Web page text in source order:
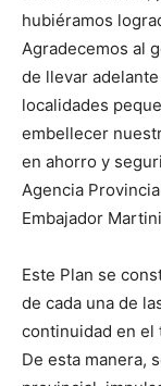
hubiéramos
Agradecemos al
de llevar
localidades
embellecer
en ahorro y
Agencia
Embajador
Este Plan se
de cada una de
continuidad en el
De esta manera,